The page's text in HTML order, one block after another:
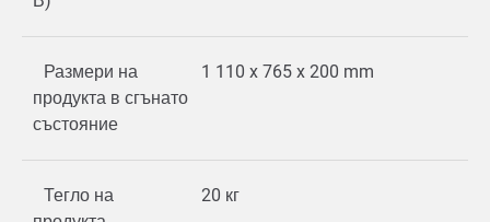
Размери на
продукта в сгънато
състояние
1 110 x 765 x 200 mm
Тегло на
20 кг